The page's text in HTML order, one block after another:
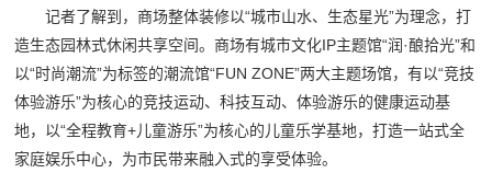
记者了解到，商场整体装修以“城市山水、生态星光”为理念，打
造生态园林式休闲共享空间。商场有城市文化IP主题馆“润·酿拾光”和
以“时尚潮流”为标签的潮流馆“FUN ZONE”两大主题场馆，有以“竞技
体验游乐”为核心的竞技运动、科技互动、体验游乐的健康运动基
地，以“全程教育+儿童游乐”为核心的儿童乐学基地，打造一站式全
家庭娱乐中心，为市民带来融入式的享受体验。